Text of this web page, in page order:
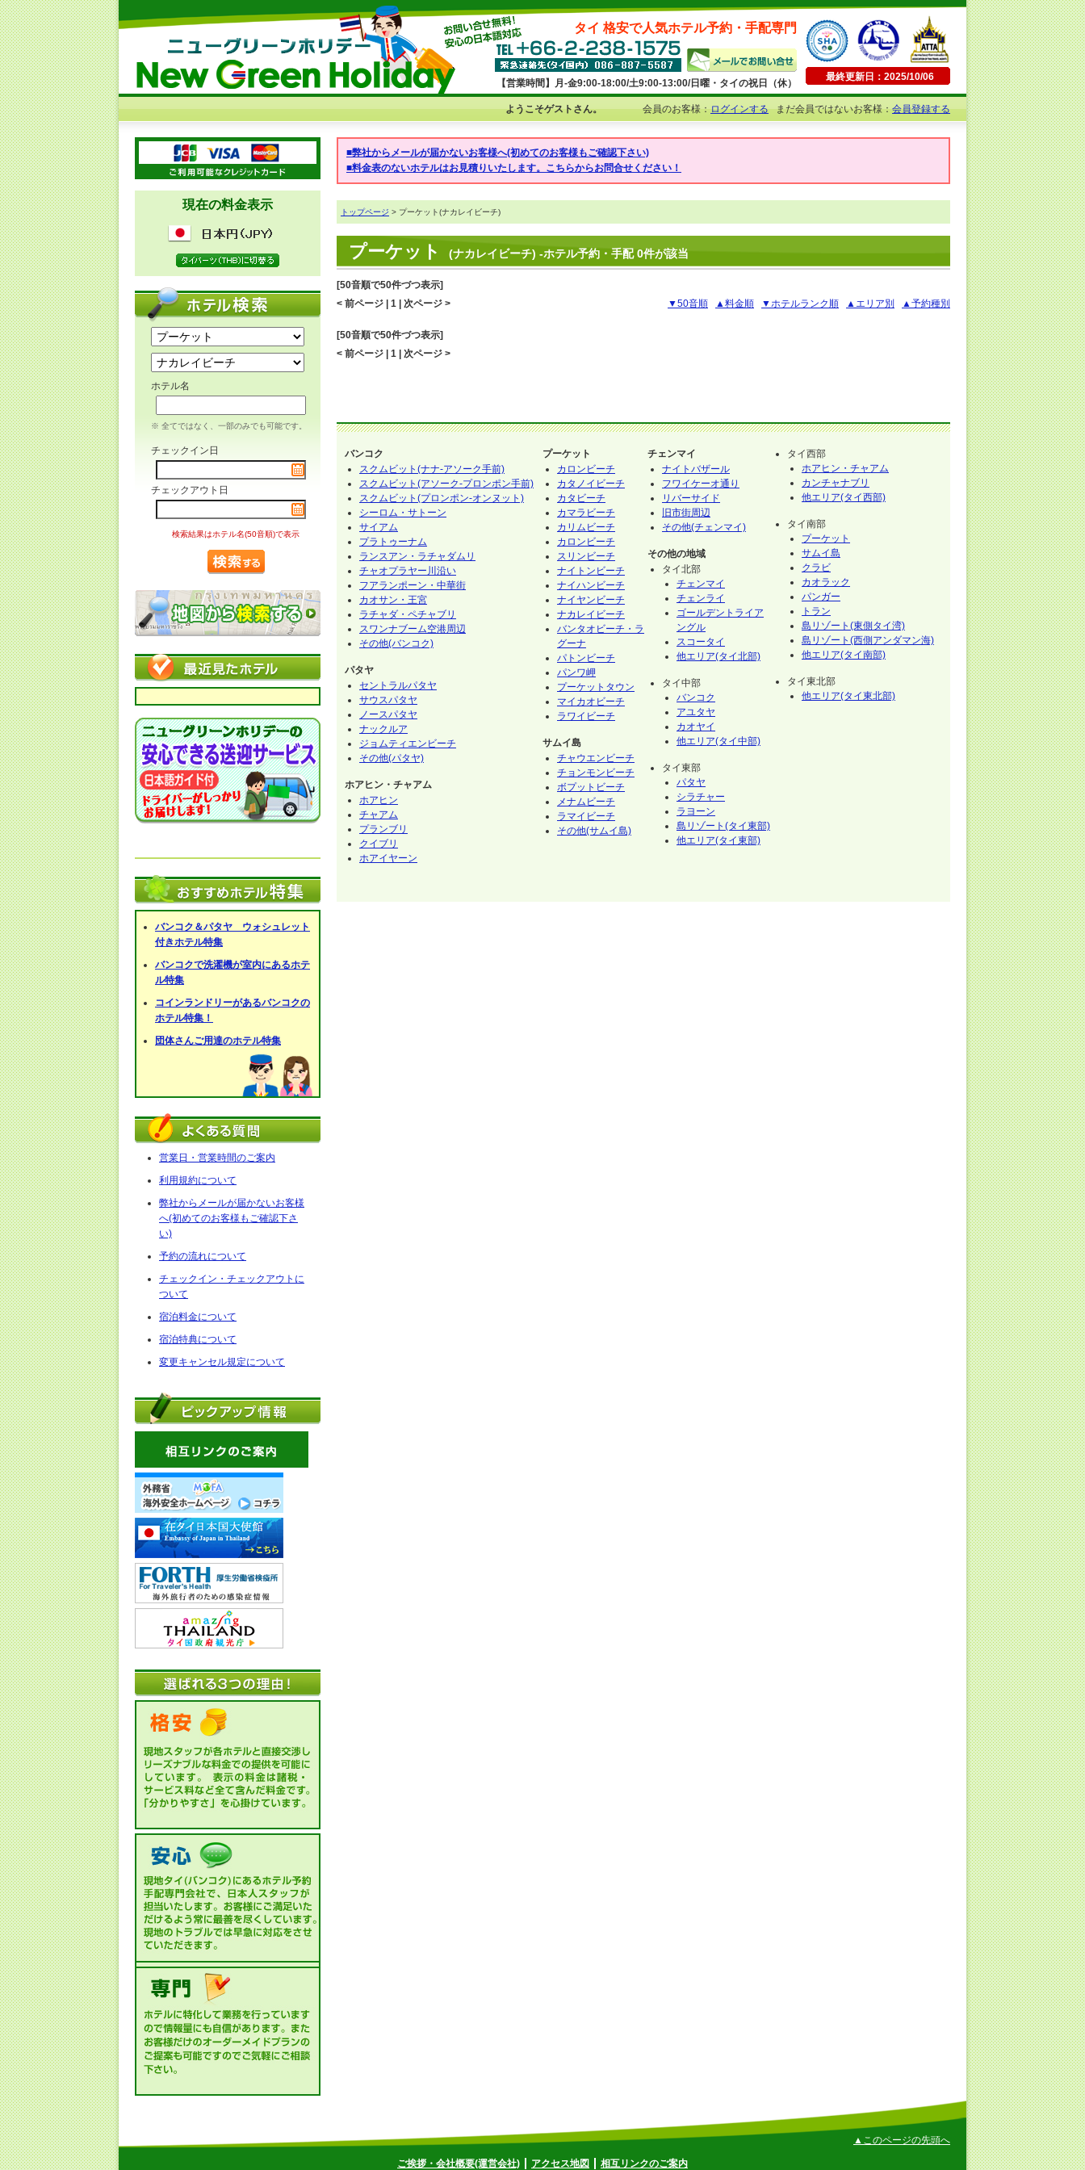
タイ 格安で人気ホテル予約・手配専門
【営業時間】月-金9:00-18:00/土9:00-13:00/日曜・タイの祝日（休）
最終更新日：2025/10/06
ようこそゲストさん。 会員のお客様：ログインするまだ会員ではないお客様：会員登録する
現在の料金表示
ホテル名
※ 全てではなく、一部のみでも可能です。
チェックイン日
チェックアウト日
検索結果はホテル名(50音順)で表示
バンコク＆パタヤ ウォシュレット
付きホテル特集
バンコクで洗濯機が室内にあるホテ
ル特集
コインランドリーがあるバンコクの
ホテル特集！
団体さんご用達のホテル特集
営業日・営業時間のご案内
利用規約について
弊社からメールが届かないお客様
へ(初めてのお客様もご確認下さ
い)
予約の流れについて
チェックイン・チェックアウトに
ついて
宿泊料金について
宿泊特典について
変更キャンセル規定について
■弊社からメールが届かないお客様へ(初めてのお客様もご確認下さい)
■料金表のないホテルはお見積りいたします。こちらからお問合せください！
トップページ > プーケット(ナカレイビーチ)
プーケット (ナカレイビーチ) -ホテル予約・手配 0件が該当
[50音順で50件づつ表示]
< 前ページ | 1 | 次ページ >
▼50音順 ▲料金順 ▼ホテルランク順 ▲エリア別 ▲予約種別
[50音順で50件づつ表示]
< 前ページ | 1 | 次ページ >
バンコク
スクムビット(ナナ-アソーク手前)
スクムビット(アソーク-プロンポン手前)
スクムビット(プロンポン-オンヌット)
シーロム・サトーン
サイアム
プラトゥーナム
ランスアン・ラチャダムリ
チャオプラヤー川沿い
フアランポーン・中華街
カオサン・王宮
ラチャダ・ペチャブリ
スワンナブーム空港周辺
その他(バンコク)
パタヤ
セントラルパタヤ
サウスパタヤ
ノースパタヤ
ナックルア
ジョムティエンビーチ
その他(パタヤ)
ホアヒン・チャアム
ホアヒン
チャアム
プランブリ
クイブリ
ホアイヤーン
プーケット
カロンビーチ
カタノイビーチ
カタビーチ
カマラビーチ
カリムビーチ
カロンビーチ
スリンビーチ
ナイトンビーチ
ナイハンビーチ
ナイヤンビーチ
ナカレイビーチ
バンタオビーチ・ラ
グーナ
パトンビーチ
パンワ岬
プーケットタウン
マイカオビーチ
ラワイビーチ
サムイ島
チャウエンビーチ
チョンモンビーチ
ボプットビーチ
メナムビーチ
ラマイビーチ
その他(サムイ島)
チェンマイ
ナイトバザール
フワイケーオ通り
リバーサイド
旧市街周辺
その他(チェンマイ)
その他の地域
タイ北部
チェンマイ
チェンライ
ゴールデントライア
ングル
スコータイ
他エリア(タイ北部)
タイ中部
バンコク
アユタヤ
カオヤイ
他エリア(タイ中部)
タイ東部
パタヤ
シラチャー
ラヨーン
島リゾート(タイ東部)
他エリア(タイ東部)
タイ西部
ホアヒン・チャアム
カンチャナブリ
他エリア(タイ西部)
タイ南部
プーケット
サムイ島
クラビ
カオラック
パンガー
トラン
島リゾート(東側タイ湾)
島リゾート(西側アンダマン海)
他エリア(タイ南部)
タイ東北部
他エリア(タイ東北部)
▲このページの先頭へ
ご挨拶・会社概要(運営会社) アクセス地図 相互リンクのご案内